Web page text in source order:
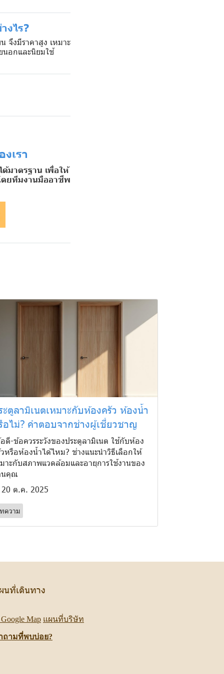
งไร?
จึงมีราคาสูง เหมาะ
นอกและนิยมใช้
เรา
มาตรฐาน เพื่อให้
ดยทีมงานมืออาชีพ
ะตูลามิเนตเหมาะกับห้องครัว ห้องน้ำ
อไม่? คำตอบจากช่างผู้เชี่ยวชาญ
ดี-ข้อควรระวังของประตูลามิเนต ใช้กับห้อง
หรือห้องน้ำได้ไหม? ช่างแนะนำวิธีเลือกให้
าะกับสภาพแวดล้อมและอายุการใช้งานของ
นคุณ
20 ต.ค. 2025
ความ
นที่เดินทาง
Google Map แผนที่บริษัท
ถามที่พบบ่อย?